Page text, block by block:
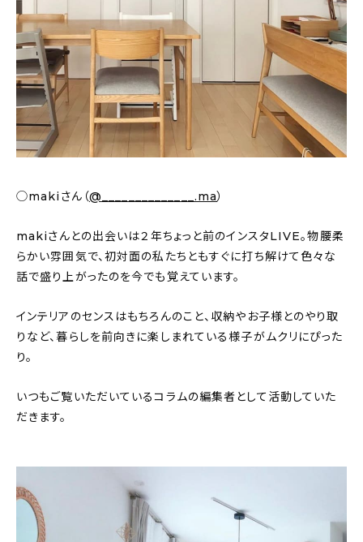
キッズ
About
プライバシーポリシー
お問い合わせ
◯makiさん（@______________.ma）
makiさんとの出会いは２年ちょっと前のインスタLIVE。物腰柔
らかい雰囲気で、初対面の私たちともすぐに打ち解けて色々な
話で盛り上がったのを今でも覚えています。
インテリアのセンスはもちろんのこと、収納やお子様とのやり取
りなど、暮らしを前向きに楽しまれている様子がムクリにぴった
り。
いつもご覧いただいているコラムの編集者として活動していた
だきます。